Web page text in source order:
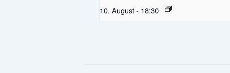
10. August - 18:30